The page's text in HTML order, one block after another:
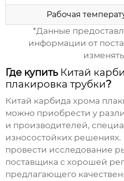
Рабочая
*Данные
информации от
Где купить Китай
плакировка трубки?
Китай карбида хрома
можно приобрести у
и производителей,
износостойких решениях.
провести исследование
поставщика с хорошей
предлагающего